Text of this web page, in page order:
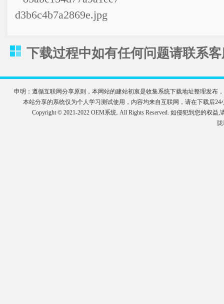
下载过程中如有任何问题请联系客
申明：遵循互联网分享原则，本网站的建站初衷是收集系统下载地址整理发布
本站分享的系统仅为个人学习测试使用，内容均来自互联网，请在下载后
Copyright © 2021-2022 OEM系统. All Rights Reserved. 如侵犯到您的权